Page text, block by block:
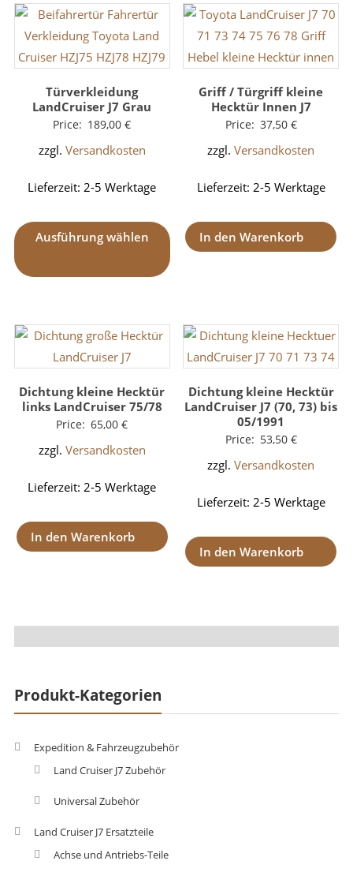
Türverkleidung
LandCruiser J7 Grau
Price: 189,00€
zzgl. Versandkosten
Lieferzeit:2-5 Werktage
Ausführung wählen
Griff / Türgriff kleine
Hecktür Innen J7
Price: 37,50 €
zzgl.Versandkosten
Lieferzeit: 2-5 Werktage
In den Warenkorb
Dichtung kleine Hecktür
links LandCruiser 75/78
Price: 65,00€
zzgl. Versandkosten
Lieferzeit:2-5 Werktage
In den Warenkorb
Dichtung kleine Hecktür
LandCruiser J7 (70, 73) bis
05/1991
Price: 53,50 €
zzgl.Versandkosten
Lieferzeit: 2-5 Werktage
In den Warenkorb
Produkt-Kategorien
Expedition & Fahrzeugzubehör
Land Cruiser J7 Zubehör
Universal Zubehör
Land Cruiser J7 Ersatzteile
Achse und Antriebs-Teile